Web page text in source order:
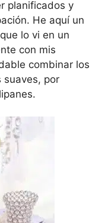
planificados y
He aquí un
lo vi en un
con mis
combinar los
suaves, por